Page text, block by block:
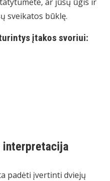
sveikatos būklę.
įtakos svoriui:
interpretacija
padėti įvertinti dviejų